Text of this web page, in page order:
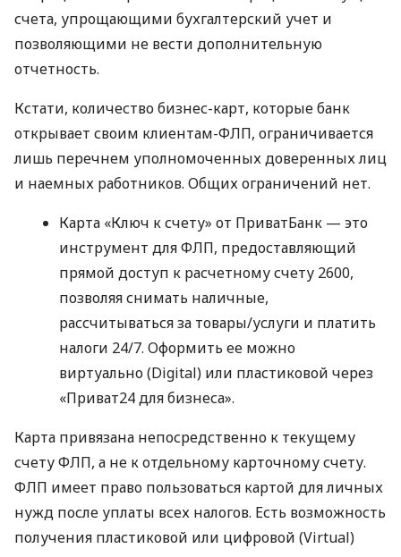
счета, упрощающими бухгалтерский учет и
позволяющими не вести дополнительную
отчетность.
Кстати, количество бизнес-карт, которые банк
открывает своим клиентам-ФЛП, ограничивается
лишь перечнем уполномоченных доверенных лиц
и наемных работников. Общих ограничений нет.
Карта «Ключ к счету» от ПриватБанк — это
инструмент для ФЛП, предоставляющий
прямой доступ к расчетному счету 2600,
позволяя снимать наличные,
рассчитываться за товары/услуги и платить
налоги 24/7. Оформить ее можно
виртуально (Digital) или пластиковой через
«Приват24 для бизнеса».
Карта привязана непосредственно к текущему
счету ФЛП, а не к отдельному карточному счету.
ФЛП имеет право пользоваться картой для личных
нужд после уплаты всех налогов. Есть возможность
получения пластиковой или цифровой (Virtual)